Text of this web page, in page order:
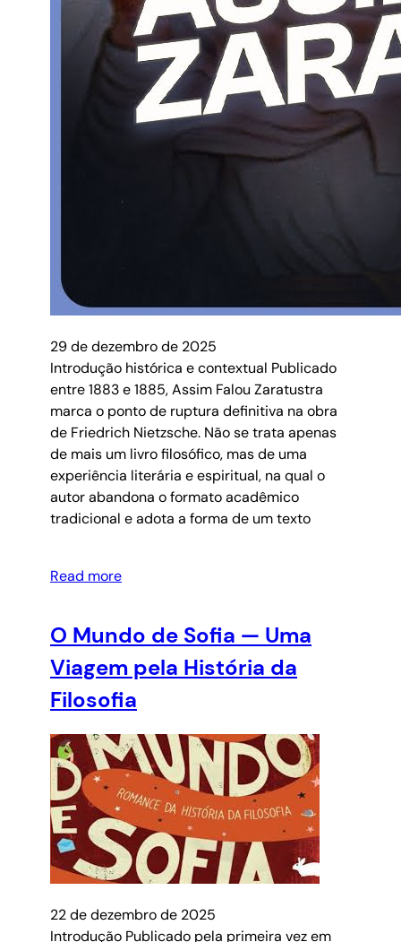
29 de dezembro de 2025
Introdução histórica e contextual Publicado
entre 1883 e 1885, Assim Falou Zaratustra
marca o ponto de ruptura definitiva na obra
de Friedrich Nietzsche. Não se trata apenas
de mais um livro filosófico, mas de uma
experiência literária e espiritual, na qual o
autor abandona o formato acadêmico
tradicional e adota a forma de um texto
Read more
O Mundo de Sofia — Uma
Viagem pela História da
Filosofia
22 de dezembro de 2025
Introdução Publicado pela primeira vez em